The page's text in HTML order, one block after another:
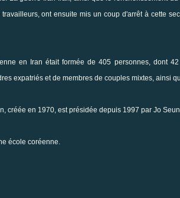
ont ensuite mis un coup d'arrêt à cette
en Iran était formée de 405 personnes, dont
expatriés et de membres de couples mixtes, ainsi
créée en 1970, est présidée depuis 1997 par Jo
école coréenne.